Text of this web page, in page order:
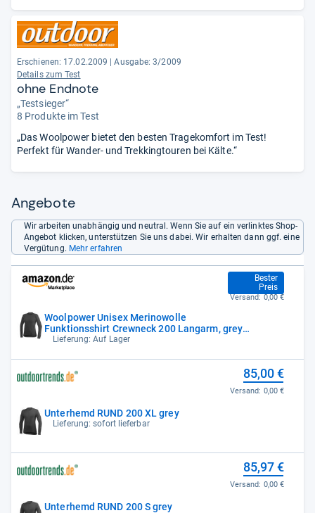
Erschienen: 17.02.2009
Ausgabe: 3/2009
Details zum Test
ohne Endnote
„Testsieger“
8 Produkte im Test
„Das Woolpower bietet den besten Tragekomfort im Test!
Perfekt für Wander- und Trekkingtouren bei Kälte.“
Angebote
Wir arbeiten unabhängig und neutral. Wenn Sie auf ein verlinktes Shop-
Angebot klicken, unterstützen Sie uns dabei. Wir erhalten dann ggf. eine
Vergütung. Mehr erfahren
Woolpower Unisex Merinowolle
Funktionsshirt Crewneck 200 Langarm, grey,
XLLieferung: Auf Lager
Bester
Preis
80,30 €
Versand: 0,00 €
Unterhemd RUND 200 XL grey
Lieferung: sofort lieferbar
85,00 €
Versand: 0,00 €
Unterhemd RUND 200 S grey
85,97 €
Versand: 0,00 €